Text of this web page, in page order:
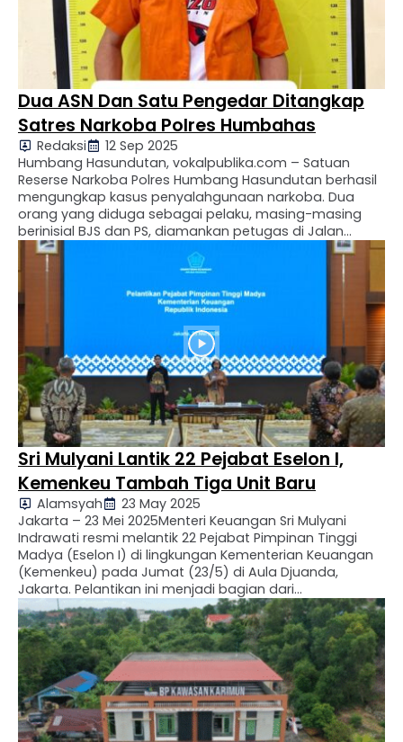
Dua ASN Dan Satu Pengedar Ditangkap
Satres Narkoba Polres Humbahas
Redaksi
12 Sep 2025
Humbang Hasundutan, vokalpublika.com – Satuan
Reserse Narkoba Polres Humbang Hasundutan berhasil
mengungkap kasus penyalahgunaan narkoba. Dua
orang yang diduga sebagai pelaku, masing-masing
berinisial BJS dan PS, diamankan petugas di Jalan
Muara–Paranginan, tepatnya di Kecamatan Paranginan
Kabupaten Humbahas, pada Kamis (11/9/2025) Kedua
pelaku yang diketahui bekerja sebagai Aparatur Sipil
Negara (ASN) di jajaran Pemerintah Kabupaten
Humbahas …
Sri Mulyani Lantik 22 Pejabat Eselon I,
Kemenkeu Tambah Tiga Unit Baru
Alamsyah
23 May 2025
Jakarta – 23 Mei 2025Menteri Keuangan Sri Mulyani
Indrawati resmi melantik 22 Pejabat Pimpinan Tinggi
Madya (Eselon I) di lingkungan Kementerian Keuangan
(Kemenkeu) pada Jumat (23/5) di Aula Djuanda,
Jakarta. Pelantikan ini menjadi bagian dari
restrukturisasi kelembagaan sesuai Perpres No. 158
Tahun 2024 dan PMK No. 124 Tahun 2024. Dalam
sambutannya, Menkeu menegaskan pentingnya peran